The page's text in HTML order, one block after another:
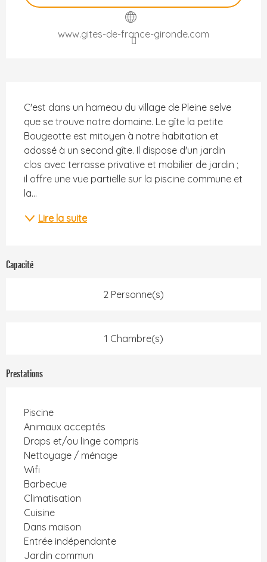
www.gites-de-france-gironde.com
C'est dans un hameau du village de Pleine selve
que se trouve notre domaine. Le gîte la petite
Bougeotte est mitoyen à notre habitation et
adossé à un second gîte. Il dispose d'un jardin
clos avec terrasse privative et mobilier de jardin ;
il offre une vue partielle sur la piscine commune et
la...
Lire la suite
Capacité
2 Personne(s)
1 Chambre(s)
Prestations
Piscine
Animaux acceptés
Draps et/ou linge compris
Nettoyage / ménage
Wifi
Barbecue
Climatisation
Cuisine
Dans maison
Entrée indépendante
Jardin commun